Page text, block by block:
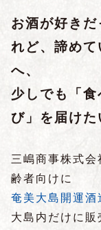
お酒が好きだ
れど、諦めて
へ、
少しでも「食
び」を届けた
三嶋商事株式会
齢者向けに
奄美大島開運酒
大島内だけに販